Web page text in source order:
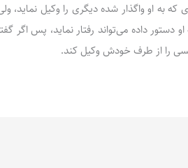
کاری که به او واگذار شده دیگری را وکیل نماید،
دستور داده می‌تواند رفتار نماید، پس اگر
کسی را از طرف خودش وکیل کند.